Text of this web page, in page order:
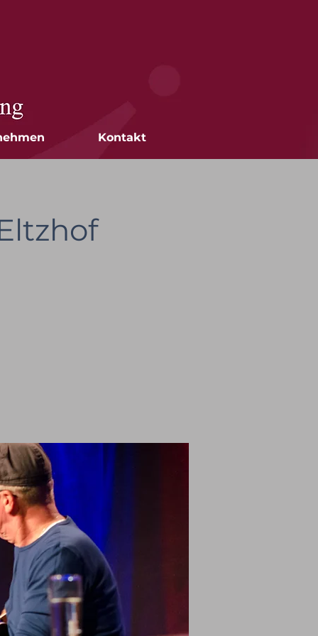
Kontakt